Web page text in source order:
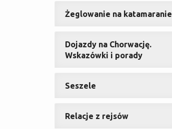
Żeglowanie na katamaranie
Dojazdy na Chorwację.
Wskazówki i porady
Seszele
Relacje z rejsów